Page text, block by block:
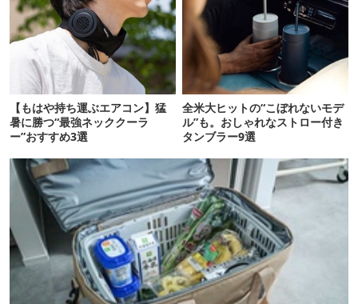
【もはや持ち運ぶエアコン】猛
暑に勝つ“最強ネッククーラ
ー”おすすめ3選
全米大ヒットの“こぼれないモデ
ル”も。おしゃれなストロー付き
タンブラー9選